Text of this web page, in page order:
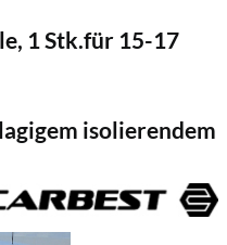
1 Stk.für 15-17
isolierendem